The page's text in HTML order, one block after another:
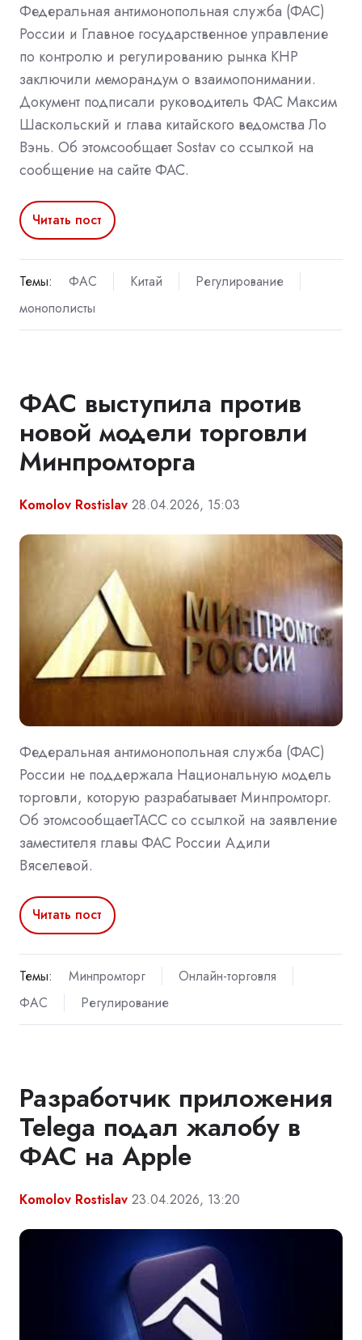
Федеральная антимонопольная служба (ФАС)
России и Главное государственное управление
по контролю и регулированию рынка КНР
заключили меморандум о взаимопонимании.
Документ подписали руководитель ФАС Максим
Шаскольский и глава китайского ведомства Ло
Вэнь. Об этомсообщает Sostav со ссылкой на
сообщение на сайте ФАС.
Читать пост
Темы: ФАС Китай
Регулирование
монополисты
ФАС выступила против
новой модели торговли
Минпромторга
Komolov Rostislav 28.04.2026, 15:03
Федеральная антимонопольная служба (ФАС)
России не поддержала Национальную модель
торговли, которую разрабатывает Минпромторг.
Об этомсообщаетТАСС со ссылкой на заявление
заместителя главы ФАС России Адили
Вяселевой.
Читать пост
Темы: Минпромторг
Онлайн-торговля
ФАС
Регулирование
Разработчик приложения
Telega подал жалобу в
ФАС на Apple
Komolov Rostislav 23.04.2026, 13:20